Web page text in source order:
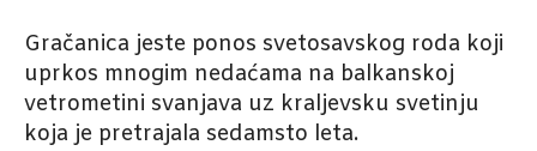
Gračanica jeste ponos svetosavskog roda koji
uprkos mnogim nedaćama na balkanskoj
vetrometini svanjava uz kraljevsku svetinju
koja je pretrajala sedamsto leta.